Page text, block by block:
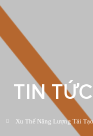
TIN TỨC
Xu Thế Năng Lượng Tái